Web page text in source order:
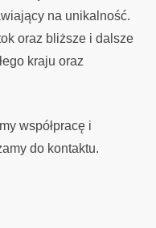
na unikalność.
oraz bliższe i dalsze
kraju oraz
współpracę i
do kontaktu.